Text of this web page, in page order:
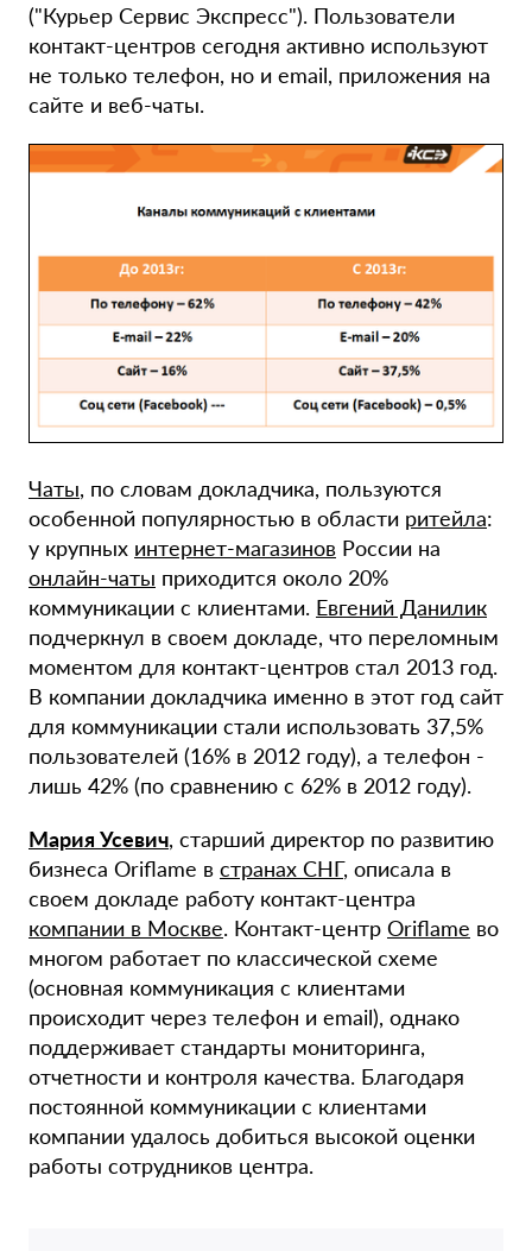
("Курьер Сервис Экспресс"). Пользователи
контакт-центров сегодня активно используют
не только телефон, но и email, приложения на
сайте и веб-чаты.
Чаты, по словам докладчика, пользуются
особенной популярностью в области ритейла:
у крупных интернет-магазинов России на
онлайн-чаты приходится около 20%
коммуникации с клиентами. Евгений Данилик
подчеркнул в своем докладе, что переломным
моментом для контакт-центров стал 2013 год.
В компании докладчика именно в этот год сайт
для коммуникации стали использовать 37,5%
пользователей (16% в 2012 году), а телефон -
лишь 42% (по сравнению с 62% в 2012 году).
Мария Усевич, старший директор по развитию
бизнеса Oriflame в странах СНГ, описала в
своем докладе работу контакт-центра
компании в Москве. Контакт-центр Oriflame во
многом работает по классической схеме
(основная коммуникация с клиентами
происходит через телефон и еmail), однако
поддерживает стандарты мониторинга,
отчетности и контроля качества. Благодаря
постоянной коммуникации с клиентами
компании удалось добиться высокой оценки
работы сотрудников центра.